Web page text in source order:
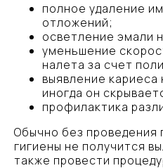
полное удаление
отложений;
осветление эмали
уменьшение
налета за счет
выявление кариеса
иногда он
профилактика
Обычно без
гигиены не получится
также провести